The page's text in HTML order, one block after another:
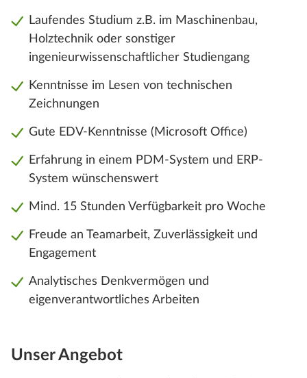
Laufendes Studium z.B. im Maschinenbau,
Holztechnik oder sonstiger
ingenieurwissenschaftlicher Studiengang
Kenntnisse im Lesen von technischen
Zeichnungen
Gute EDV-Kenntnisse (Microsoft Office)
Erfahrung in einem PDM-System und ERP-
System wünschenswert
Mind. 15 Stunden Verfügbarkeit pro Woche
Freude an Teamarbeit, Zuverlässigkeit und
Engagement
Analytisches Denkvermögen und
eigenverantwortliches Arbeiten
Unser Angebot